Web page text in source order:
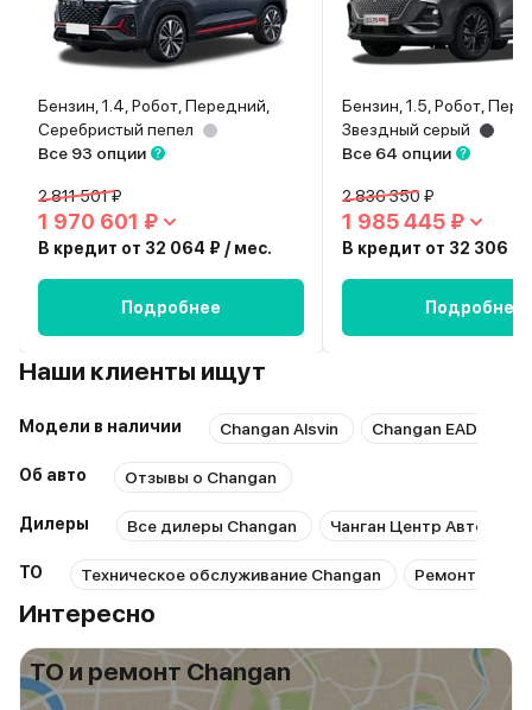
Бензин, 1.4, Робот, Передний,
Серебристый пепел
Все 93 опции
2 811 501 ₽
1 970 601 ₽
В кредит от 32 064 ₽ / мес.
Подробнее
Бензин, 1.5, Робот,
Звездный серый
Все 64 опции
2 836 350 ₽
1 985 445 ₽
В кредит от 32 306 ₽
Подробнее
Наши клиенты ищут
Модели в наличии Changan Alsvin Changan EADO Plus
Об авто Отзывы о Changan
Дилеры Все дилеры Changan Чанган Центр
ТО Техническое обслуживание Changan Ремонт
Интересно
ТО и ремонт Changan